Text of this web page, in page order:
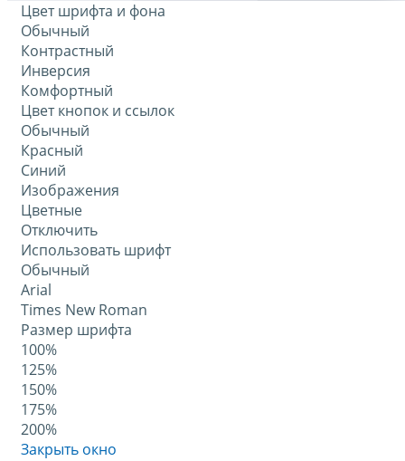
Цвет шрифта и фона
Обычный
Контрастный
Инверсия
Комфортный
Цвет кнопок и ссылок
Обычный
Красный
Синий
Изображения
Цветные
Отключить
Использовать шрифт
Обычный
Arial
Times New Roman
Размер шрифта
100%
125%
150%
175%
200%
Закрыть окно